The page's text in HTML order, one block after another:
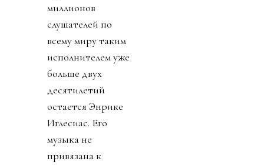
миллионов
слушателей по
всему миру таким
исполнителем уже
больше двух
десятилетий
остается Энрике
Иглесиас. Его
музыка не
привязана к